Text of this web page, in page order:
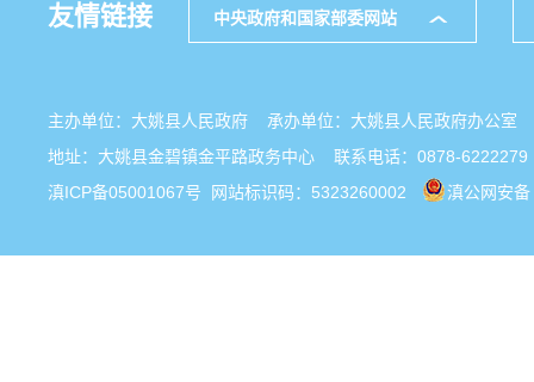
友情链接 中央政府和国家部委网站
主办单位：大姚县人民政府 承办单位：大姚县人民政府办公
地址：大姚县金碧镇金平路政务中心 联系电话：0878-6222279
滇ICP备05001067号 网站标识码：5323260002 滇公网安